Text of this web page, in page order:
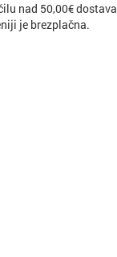
nad 50,00€ dostava
je brezplačna.